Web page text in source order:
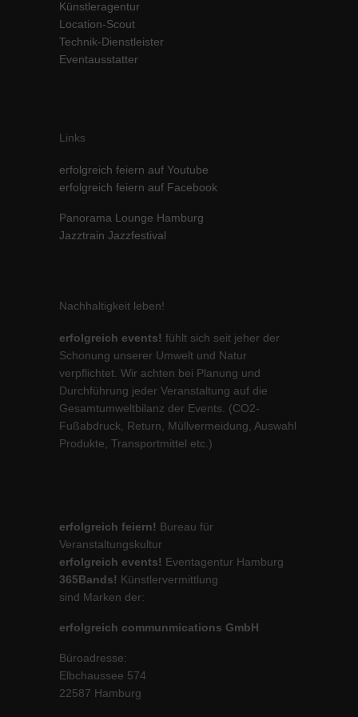
Künstleragentur
Location-Scout
Technik-Dienstleister
Eventausstatter
Links
erfolgreich feiern auf Youtube
erfolgreich feiern auf Facebook
Panorama Lounge Hamburg
Jazztrain Jazzfestival
Nachhaltigkeit leben!
erfolgreich events! fühlt sich seit jeher der
Schonung unserer Umwelt und Natur
verpflichtet. Wir achten bei Planung und
Durchführung jeder Veranstaltung auf die
Gesamtumweltbilanz der Events. (CO2-
Fußabdruck, Return, Müllvermeidung, Auswahl
Produkte, Transportmittel etc.)
erfolgreich feiern! Bureau für
Veranstaltungskultur
erfolgreich events! Eventagentur Hamburg
365Bands! Künstlervermittlung
sind Marken der:
erfolgreich communmications GmbH
Büroadresse:
Elbchaussee 574
22587 Hamburg
Inhalte von Videoplattformen und Social-Media-Plattformen werden
standardmäßig blockiert. Wenn Cookies von externen Medien akzeptiert
werden, bedarf der Zugriff auf diese Inhalte keiner manuellen Einwilligung